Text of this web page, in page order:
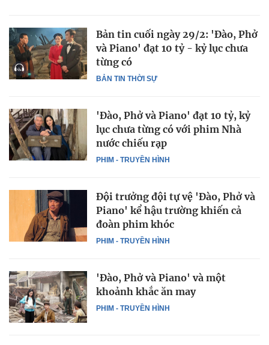
BẢN TIN THỜI SỰ
Bản tin cuối ngày 29/2: 'Đào, Phở
và Piano' đạt 10 tỷ - kỷ lục chưa
từng có
PHIM - TRUYỀN HÌNH
'Đào, Phở và Piano' đạt 10 tỷ, kỷ
lục chưa từng có với phim Nhà
nước chiếu rạp
PHIM - TRUYỀN HÌNH
Đội trưởng đội tự vệ 'Đào, Phở và
Piano' kể hậu trường khiến cả
đoàn phim khóc
PHIM - TRUYỀN HÌNH
'Đào, Phở và Piano' và một
khoảnh khắc ăn may